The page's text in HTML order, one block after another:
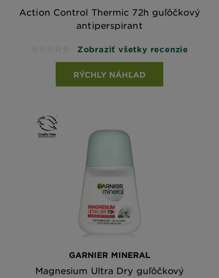
Action Control Thermic 72h guľôčkový
antiperspirant
No reviews Zobraziť všetky recenzie
RÝCHLY NÁHĽAD
GARNIER MINERAL
Magnesium Ultra Dry guľôčkový